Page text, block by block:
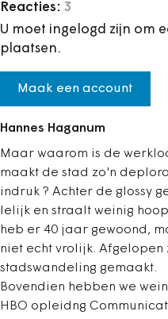
Reacties: 3
U moet ingelogd zijn om
plaatsen.
Maak een account
Hannes Haganum
Maar waarom is de
maakt de stad zo'n
indruk ? Achter de glossy
lelijk en straalt weinig
heb er 40 jaar gewoond,
niet echt vrolijk. Afgelopen
stadswandeling gemaakt.
Bovendien hebben we
HBO opleidng